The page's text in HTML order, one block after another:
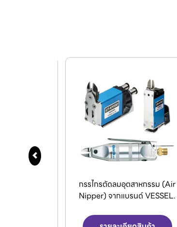
VENZ พัดลมอุตสาหกรรมใบดำ
และพัดลมระบายอากาศ